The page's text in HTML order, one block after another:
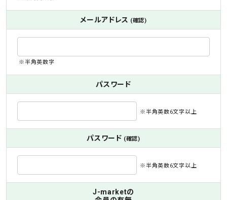
メールアドレス (確認)
※半角英数字
パスワード
※半角英数6文字以上
パスワード (確認)
※半角英数6文字以上
J-marketの